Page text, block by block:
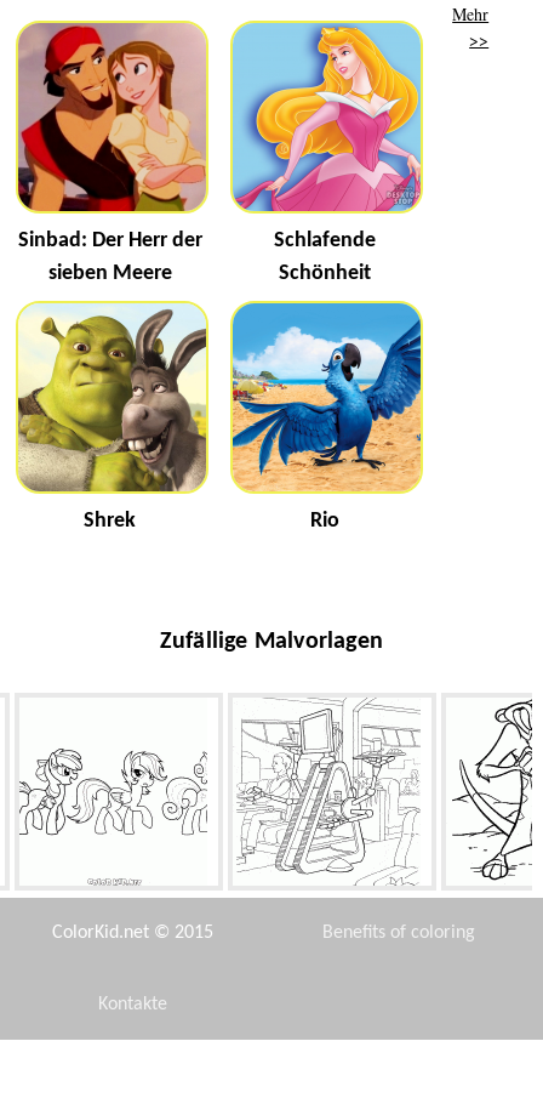
Sinbad: Der Herr der
sieben Meere
Schlafende
Schönheit
Shrek Rio
Mehr
>>
Zufällige Malvorlagen
Nett Ponys Roboter-Maid Timon
ColorKid.net © 2015 Benefits of coloring
Kontakte